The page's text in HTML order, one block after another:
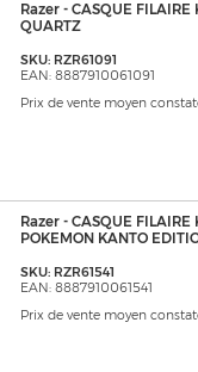
Razer - CASQUE FILAIRE
QUARTZ
SKU: RZR61091
EAN: 8887910061091
Prix de vente moyen
Razer - CASQUE FILAIRE
POKEMON KANTO
SKU: RZR61541
EAN: 8887910061541
Prix de vente moyen